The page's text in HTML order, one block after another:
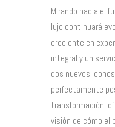
Mirando hacia el
lujo continuará
creciente en
integral y un
dos nuevos
perfectamente
transformación,
visión de cómo el